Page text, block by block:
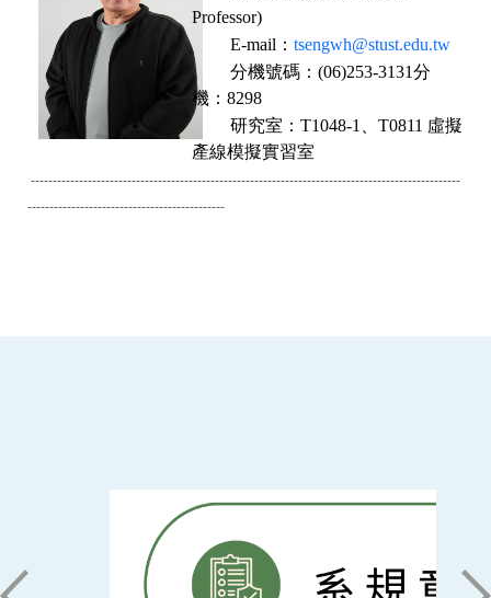
Professor)
E-mail ： tsengwh@stust.edu.tw
分機號碼： (06)253-3131分
機：8298
研究室： T1048-1、T0811 虛擬
產線模擬實習室
--------------------------------------------------------------------------------------------------
---------------------------------------------